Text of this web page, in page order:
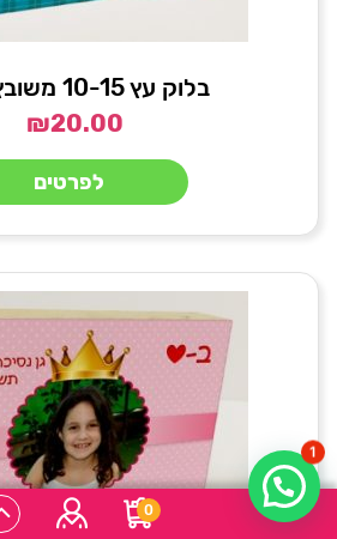
0
בלוק עץ 10-15 משובץ תכלת
₪20.00
לפרטים
1
היי, איך אפשר לעזור?